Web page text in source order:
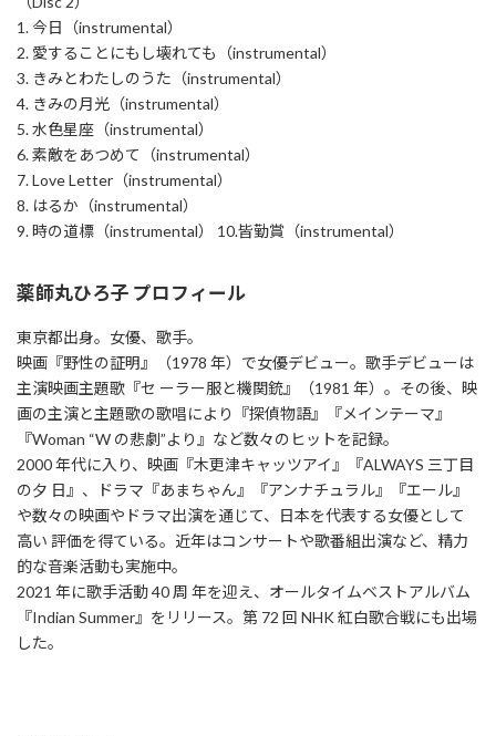
1. 今日（instrumental）
2. 愛することにもし壊れても（instrumental）
3. きみとわたしのうた（instrumental）
4. きみの月光（instrumental）
5. 水色星座（instrumental）
6. 素敵をあつめて（instrumental）
7. Love Letter（instrumental）
8. はるか（instrumental）
9. 時の道標（instrumental） 10.皆勤賞（instrumental）
薬師丸ひろ子 プロフィール
東京都出身。女優、歌手。
映画『野性の証明』（1978 年）で女優デビュー。歌手デビューは
主演映画主題歌『セ ーラー服と機関銃』（1981 年）。その後、映
画の主演と主題歌の歌唱により『探偵物語』『メインテーマ』
『Woman “W の悲劇”より』など数々のヒットを記録。
2000 年代に入り、映画『木更津キャッツアイ』『ALWAYS 三丁目
の夕 日』、ドラマ『あまちゃん』『アンナチュラル』『エール』
や数々の映画やドラマ出演を通じて、日本を代表する女優として
高い 評価を得ている。近年はコンサートや歌番組出演など、精力
的な音楽活動も実施中。
2021 年に歌手活動 40 周 年を迎え、オールタイムベストアルバム
『Indian Summer』をリリース。第 72 回 NHK 紅白歌合戦にも出場
した。